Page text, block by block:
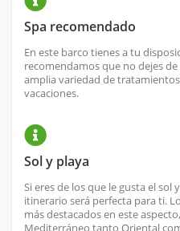
Spa recomendado
En este barco tienes a tu
recomendamos que no dejes
amplia variedad de
vacaciones.
Sol y playa
Si eres de los que le gusta el sol
itinerario será perfecta para ti.
más destacados en este
Mediterráneo tanto Oriental